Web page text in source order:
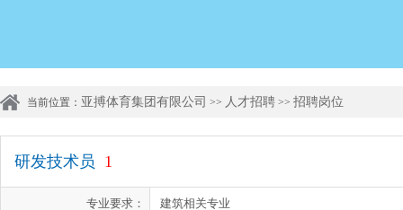
当前位置： 亚搏体育集团有限公司 >> 人才招聘 >> 招聘岗位
研发技术员 1
专业要求： 建筑相关专业